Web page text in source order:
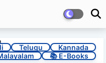
Telugu
Kannada
📚 E-Books